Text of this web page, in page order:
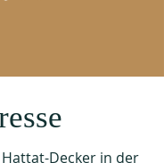
Hattat-Decker in der